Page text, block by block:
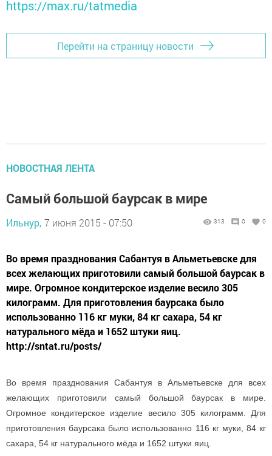
https://max.ru/tatmedia
Перейти на страницу новости
НОВОСТНАЯ ЛЕНТА
Самый большой баурсак в мире
Ильнур, 7 июня 2015 - 07:50 313 0 0
Во время празднования Сабантуя в Альметьевске для
всех желающих приготовили самый большой баурсак в
мире. Огромное кондитерское изделие весило 305
килограмм. Для приготовления баурсака было
использованно 116 кг муки, 84 кг сахара, 54 кг
натурального мёда и 1652 штуки яиц.
http://sntat.ru/posts/
Во время празднования Сабантуя в Альметьевске для всех
желающих приготовили самый большой баурсак в мире.
Огромное кондитерское изделие весило 305 килограмм. Для
приготовления баурсака было использованно 116 кг муки, 84 кг
сахара, 54 кг натурального мёда и 1652 штуки яиц.